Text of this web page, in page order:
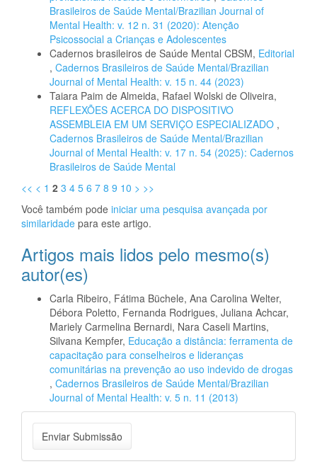
Brasileiros de Saúde Mental/Brazilian Journal of
Mental Health: v. 12 n. 31 (2020): Atenção
Psicossocial a Crianças e Adolescentes
Cadernos brasileiros de Saúde Mental CBSM, Editorial
, Cadernos Brasileiros de Saúde Mental/Brazilian
Journal of Mental Health: v. 15 n. 44 (2023)
Taiara Paim de Almeida, Rafael Wolski de Oliveira,
REFLEXÕES ACERCA DO DISPOSITIVO
ASSEMBLEIA EM UM SERVIÇO ESPECIALIZADO ,
Cadernos Brasileiros de Saúde Mental/Brazilian
Journal of Mental Health: v. 17 n. 54 (2025): Cadernos
Brasileiros de Saúde Mental
<< < 1 2 3 4 5 6 7 8 9 10 > >>
Você também pode iniciar uma pesquisa avançada por
similaridade para este artigo.
Artigos mais lidos pelo mesmo(s)
autor(es)
Carla Ribeiro, Fátima Büchele, Ana Carolina Welter,
Débora Poletto, Fernanda Rodrigues, Juliana Achcar,
Mariely Carmelina Bernardi, Nara Caseli Martins,
Silvana Kempfer, Educação a distância: ferramenta de
capacitação para conselheiros e lideranças
comunitárias na prevenção ao uso indevido de drogas
, Cadernos Brasileiros de Saúde Mental/Brazilian
Journal of Mental Health: v. 5 n. 11 (2013)
Enviar
Submissão
Enviar Submissão